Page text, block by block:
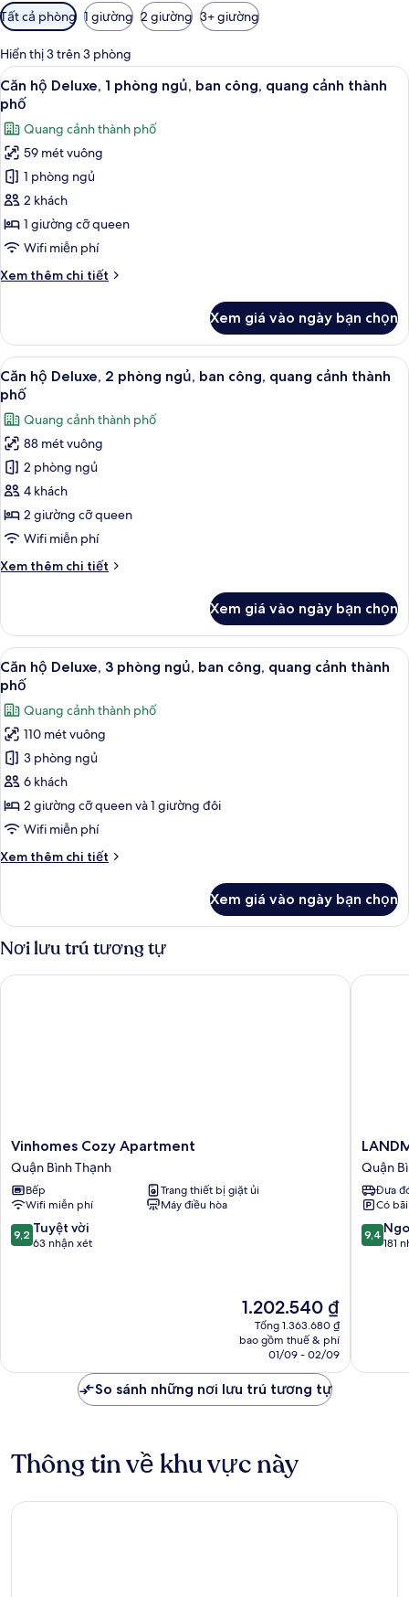
Bộ
lọc
có
thể
dùng
để
lọc
tìm
phòng
Tất cả phòng 1 giường 2 giường 3+ giường
Hiển thị 3 trên 3 phòng
Xem
tất
cả
ảnh
Căn
hộ
Deluxe,
1
phòng
ban
cảnh
thành
phố
Căn hộ Deluxe, 1 phòng ngủ, ban
8
Căn hộ Deluxe, 1 phòng ngủ, ban công, quang cảnh thành
phố
Quang cảnh thành phố
59 mét vuông
1 phòng ngủ
2 khách
1 giường cỡ queen
Wifi miễn phí
Xem thêm chi tiết
Chi
Căn
hộ
Deluxe,
1
phòng
ngủ,
ban
công,
quang
cảnh
phố
Xem giá vào ngày bạn chọn
Xem
tất
cả
ảnh
Căn
hộ
Deluxe,
2
phòng
ban
cảnh
thành
phố
Căn hộ Deluxe, 2 phòng ngủ, ban
35
Căn hộ Deluxe, 2 phòng ngủ, ban công, quang cảnh thành
phố
Quang cảnh thành phố
88 mét vuông
2 phòng ngủ
4 khách
2 giường cỡ queen
Wifi miễn phí
Xem thêm chi tiết
Chi
Căn
hộ
Deluxe,
2
phòng
ngủ,
ban
công,
quang
cảnh
phố
Xem giá vào ngày bạn chọn
Xem
tất
cả
ảnh
Căn
hộ
Deluxe,
3
phòng
ban
cảnh
thành
phố
Căn hộ Deluxe, 3 phòng ngủ, ban
31
Căn hộ Deluxe, 3 phòng ngủ, ban công, quang cảnh thành
phố
Quang cảnh thành phố
110 mét vuông
3 phòng ngủ
6 khách
2 giường cỡ queen và 1 giường đôi
Wifi miễn phí
Xem thêm chi tiết
Chi
Căn
hộ
Deluxe,
phòng
Xem giá vào ngày bạn chọn
Nơi lưu trú tương tự
Vinhomes
Cozy
Apartment
Quận
Bình
Thạnh
Vinhomes Cozy Apartment
Quận Bình Thạnh
Bếp
Trang thiết bị giặt ủi
Wifi miễn phí
Máy điều hòa
9.2
trên
9,2 Tuyệt vời
63 nhận xét
Giá
hiện
tại
1.202.540 ₫
1.202.540 ₫
Tổng 1.363.680 ₫
bao gồm thuế & phí
01/09 - 02/09
Vinhomes Cozy Apartment
81
-
ANGIA
Quận
Quận
Đưa
Có
9.4
trên
9,4
181
So sánh những nơi lưu trú tương tự
Thông tin về khu vực này